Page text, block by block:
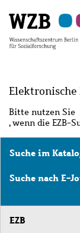
Hauptinhalt
springen
Navigation
springen
Suche
springen
springen
Fußzeile
springen
Bitte nutzen Sie
, wenn die EZB-
Suche im
Suche nach E-
EZB